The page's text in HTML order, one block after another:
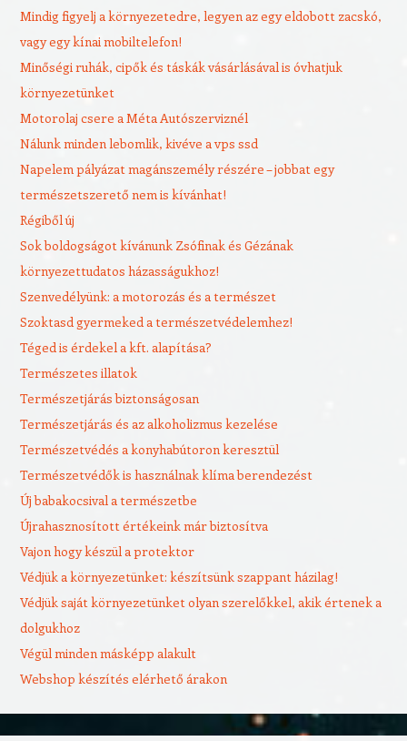
Mindig figyelj a környezetedre, legyen az egy eldobott zacskó,
vagy egy kínai mobiltelefon!
Minőségi ruhák, cipők és táskák vásárlásával is óvhatjuk
környezetünket
Motorolaj csere a Méta Autószerviznél
Nálunk minden lebomlik, kivéve a vps ssd
Napelem pályázat magánszemély részére – jobbat egy
természetszerető nem is kívánhat!
Régiből új
Sok boldogságot kívánunk Zsófinak és Gézának
környezettudatos házasságukhoz!
Szenvedélyünk: a motorozás és a természet
Szoktasd gyermeked a természetvédelemhez!
Téged is érdekel a kft. alapítása?
Természetes illatok
Természetjárás biztonságosan
Természetjárás és az alkoholizmus kezelése
Természetvédés a konyhabútoron keresztül
Természetvédők is használnak klíma berendezést
Új babakocsival a természetbe
Újrahasznosított értékeink már biztosítva
Vajon hogy készül a protektor
Védjük a környezetünket: készítsünk szappant házilag!
Védjük saját környezetünket olyan szerelőkkel, akik értenek a
dolgukhoz
Végül minden másképp alakult
Webshop készítés elérhető árakon